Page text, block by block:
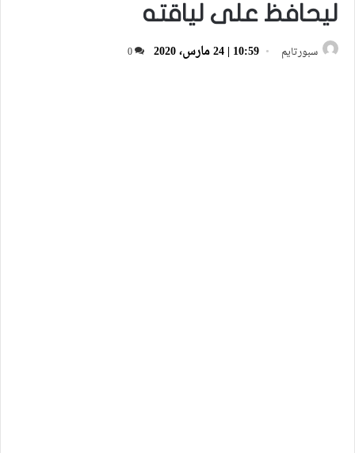
ليحافظ على لياقته
سبورتايم 10:59 | 24 مارس، 2020 0